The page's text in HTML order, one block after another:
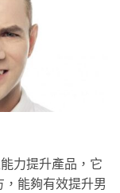
力提升產品，它
能夠有效提升男